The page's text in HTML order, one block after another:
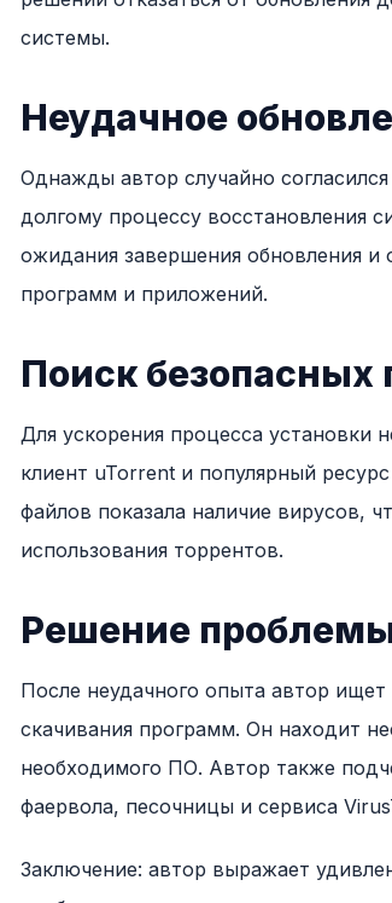
системы.
Неудачное
Однажды автор случайно
долгому процессу восстановления
ожидания завершения обновления
программ и приложений.
Поиск безопасных
Для ускорения процесса установки
клиент uTorrent и популярный
файлов показала наличие вирусов,
использования торрентов.
Решение
После неудачного опыта автор
скачивания программ. Он находит
необходимого ПО. Автор также
фаервола, песочницы и сервиса
Заключение: автор выражает